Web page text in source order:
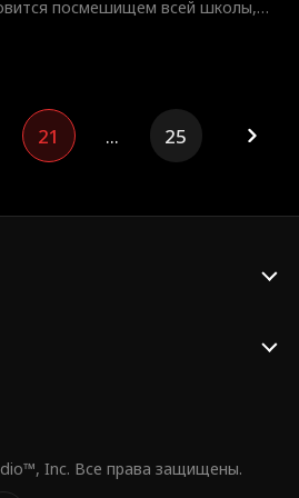
посмешищем всей школы,
смелый шаг и анонимно
ему свои откровенные
надеясь привлечь его
команды, который постоянно
21 ... 25
Inc. Все права защищены.